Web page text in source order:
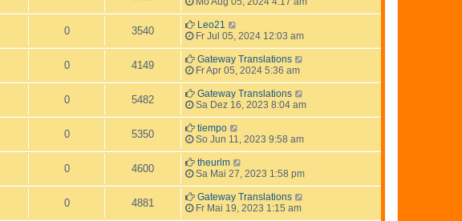
0 3540
Leo21
Fr Jul 05, 2024 12:03 am
0 4149
Gateway Translations
Fr Apr 05, 2024 5:36 am
0 5482
Gateway Translations
Sa Dez 16, 2023 8:04 am
0 5350
tiempo
So Jun 11, 2023 9:58 am
0 4600
theurlm
Sa Mai 27, 2023 1:58 pm
0 4881
Gateway Translations
Fr Mai 19, 2023 1:15 am